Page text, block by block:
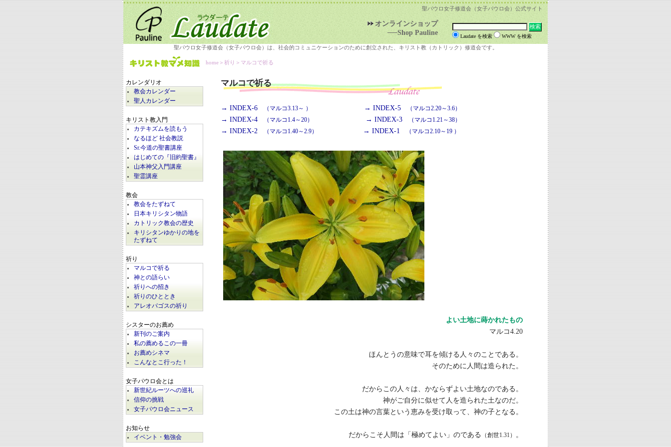
聖パウロ女子修道会（女子パウロ会）公式サイト
オンラインショップ
──Shop Pauline
Laudate を検索 WWW を検索
聖パウロ女子修道会（女子パウロ会）は、社会的コミュニケーションのために創立された、キリスト教（カトリック）修道会です。
カレンダリオ
教会カレンダー
聖人カレンダー
キリスト教入門
カテキズムを読もう
なるほど 社会教説
Sr.今道の聖書講座
はじめての『旧約聖書』
山本神父入門講座
聖霊講座
教会
教会をたずねて
日本キリシタン物語
カトリック教会の歴史
キリシタンゆかりの地を
たずねて
祈り
マルコで祈る
神との語らい
祈りへの招き
祈りのひととき
アレオパゴスの祈り
シスターのお薦め
新刊のご案内
私の薦めるこの一冊
お薦めシネマ
こんなとこ行った！
女子パウロ会とは
新世紀ルーツへの巡礼
信仰の挑戦
女子パウロ会ニュース
お知らせ
イベント・勉強会
home ＞祈り＞ マルコで祈る
マルコで祈る
→ INDEX-6 （マルコ3.13～ ） → INDEX-5 （マルコ2.20～3.6）
→ INDEX-4 （マルコ1.4～20） → INDEX-3 （マルコ1.21～38）
→ INDEX-2 （マルコ1.40～2.9） → INDEX-1 （マルコ2.10～19 ）
よい土地に蒔かれたもの
マルコ4.20
ほんとうの意味で耳を傾ける人々のことである。
そのために人間は造られた。
だからこの人々は、かならずよい土地なのである。
神がご自分に似せて人を造られた土なのだ。
この土は神の言葉という恵みを受け取って、神の子となる。
だからこそ人間は「極めてよい」のである （創世1.31） 。